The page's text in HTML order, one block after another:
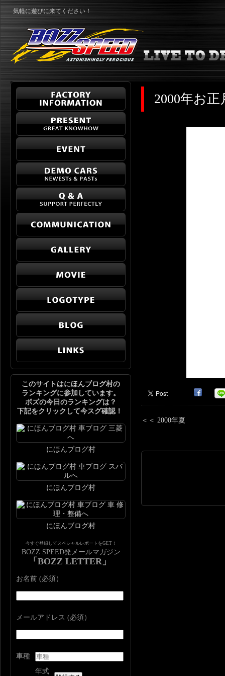
気軽に遊びに来てください！
2000年お正
＜＜ 2000年夏
このサイトはにほんブログ村の
ランキングに参加しています。
ボズの今日のランキングは？
下記をクリックして今スグ確認！
にほんブログ村
にほんブログ村
にほんブログ村
今すぐ登録してスペシャルレポートをGET！
BOZZ SPEED発メールマガジン
「BOZZ LETTER」
お名前 (必須）
メールアドレス (必須）
車種
年式